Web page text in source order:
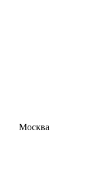
Москва